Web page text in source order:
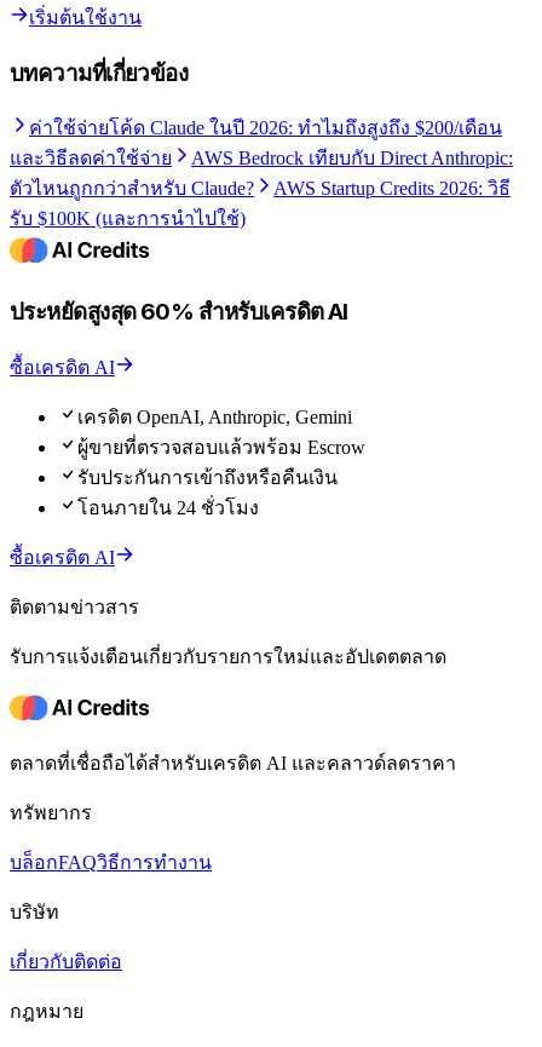
เริ่มต้นใช้งาน
บทความที่เกี่ยวข้อง
ค่าใช้จ่ายโค้ด Claude ในปี 2026: ทำไมถึงสูงถึง $200/เดือน
และวิธีลดค่าใช้จ่าย
AWS Bedrock เทียบกับ Direct Anthropic:
ตัวไหนถูกกว่าสำหรับ Claude?
AWS Startup Credits 2026: วิธี
รับ $100K (และการนำไปใช้)
ประหยัดสูงสุด 60% สำหรับเครดิต AI
ซื้อเครดิต AI
เครดิต OpenAI, Anthropic, Gemini
ผู้ขายที่ตรวจสอบแล้วพร้อม Escrow
รับประกันการเข้าถึงหรือคืนเงิน
โอนภายใน 24 ชั่วโมง
ซื้อเครดิต AI
ติดตามข่าวสาร
รับการแจ้งเตือนเกี่ยวกับรายการใหม่และอัปเดตตลาด
ตลาดที่เชื่อถือได้สำหรับเครดิต AI และคลาวด์ลดราคา
ทรัพยากร
บล็อกFAQวิธีการทำงาน
บริษัท
เกี่ยวกับติดต่อ
กฎหมาย